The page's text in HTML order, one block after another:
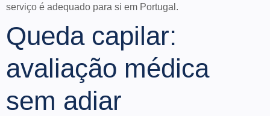
serviço é adequado para si em Portugal.
Queda capilar:
avaliação médica
sem adiar